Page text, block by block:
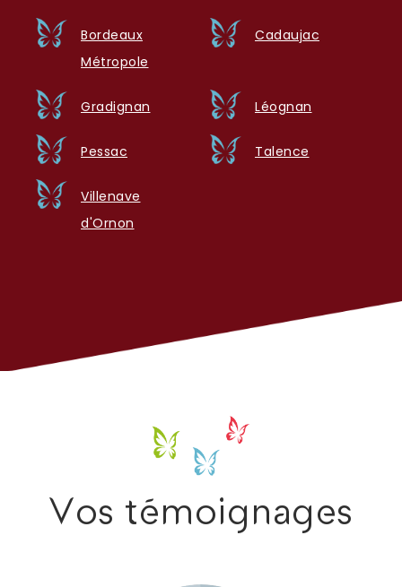
Bordeaux
Métropole
Cadaujac
Gradignan Léognan
Pessac Talence
Villenave
d'Ornon
Vos témoignages